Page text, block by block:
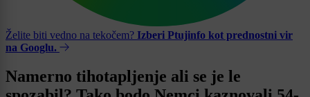
Želite biti vedno na tekočem? Izberi Ptujinfo kot prednostni vir
na Googlu.
Namerno tihotapljenje ali se je le